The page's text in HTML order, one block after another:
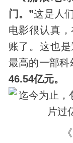
门。”这是人
电影很认真
账了。这也
最高的一部科
46.54亿元。